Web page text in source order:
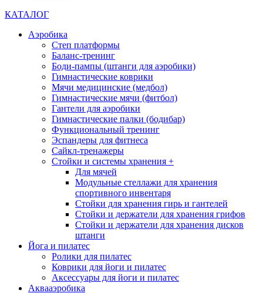
КАТАЛОГ
Аэробика
Степ платформы
Баланс-тренинг
Боди-пампы (штанги для аэробики)
Гимнастические коврики
Мячи медицинские (медбол)
Гимнастические мячи (фитбол)
Гантели для аэробики
Гимнастические палки (бодибар)
Функциональный тренинг
Эспандеры для фитнеса
Сайкл-тренажеры
Стойки и системы хранения +
Для мячей
Модульные стеллажи для хранения
спортивного инвентаря
Стойки для хранения гирь и гантелей
Стойки и держатели для хранения грифов
Стойки и держатели для хранения дисков
штанги
Йога и пилатес
Ролики для пилатес
Коврики для йоги и пилатес
Аксессуары для йоги и пилатес
Аквааэробика